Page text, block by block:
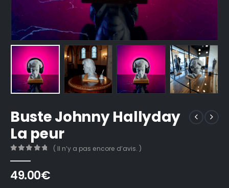
Buste Johnny Hallyday
La peur
( Il n’y a pas encore d’avis. )
49.00€